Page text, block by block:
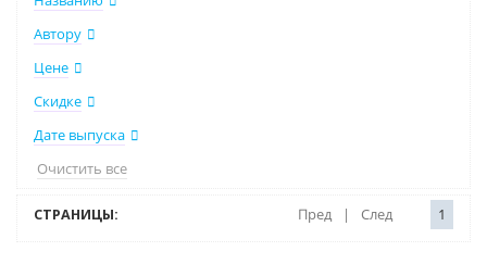
Автору
Цене
Скидке
Дате выпуска
Очистить все
СТРАНИЦЫ: Пред | След 1